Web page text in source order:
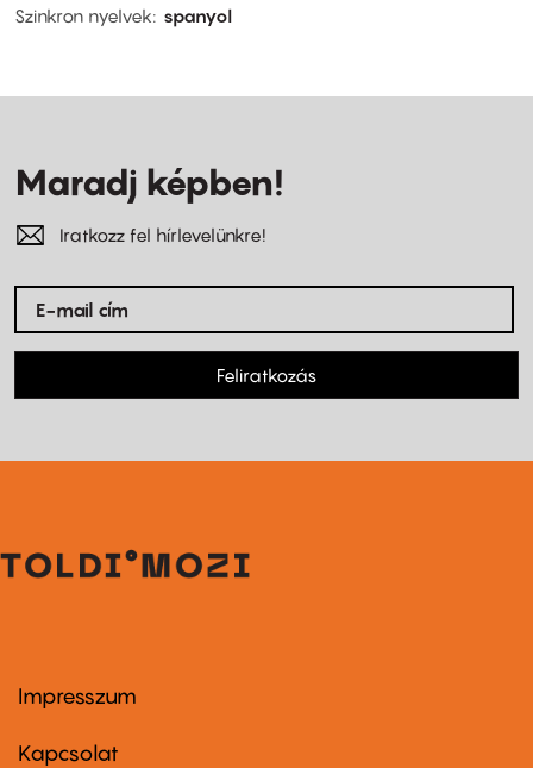
Szinkron nyelvek
spanyol
Maradj képben!
Iratkozz fel hírlevelünkre!
Feliratkozás
Footer
first
Impresszum
Kapcsolat